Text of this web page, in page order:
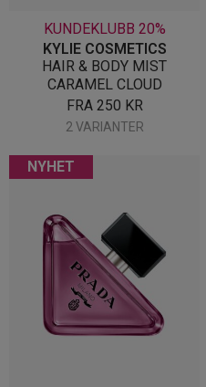
KUNDEKLUBB 20%
KYLIE COSMETICS
HAIR & BODY MIST
CARAMEL CLOUD
FRA 250 KR
2 VARIANTER
NYHET